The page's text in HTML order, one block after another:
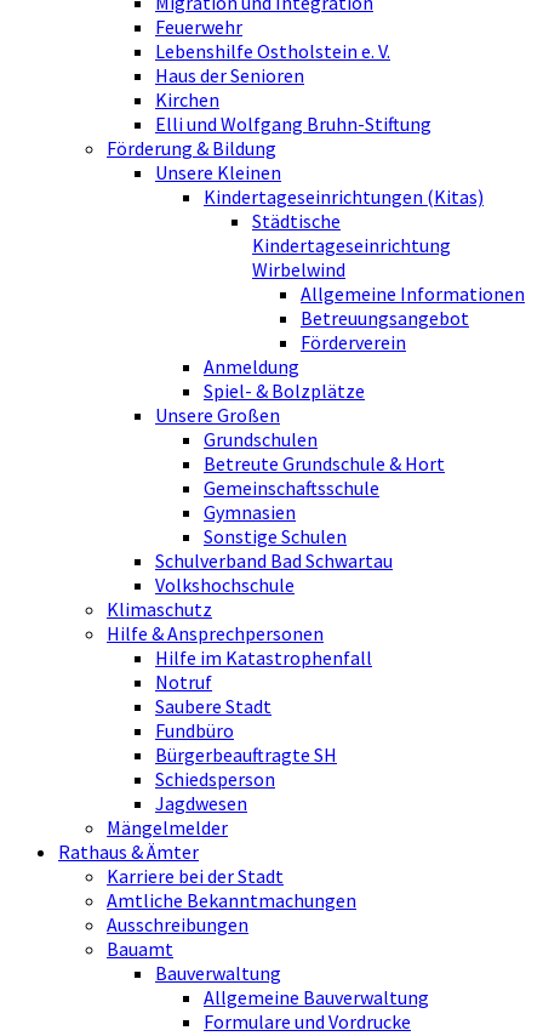
Feuerwehr
Lebenshilfe Ostholstein e. V.
Haus der Senioren
Kirchen
Elli und Wolfgang Bruhn-Stiftung
Förderung & Bildung
Unsere Kleinen
Kindertageseinrichtungen (Kitas)
Städtische
Kindertageseinrichtung
Wirbelwind
Allgemeine Informationen
Betreuungsangebot
Förderverein
Anmeldung
Spiel- & Bolzplätze
Unsere Großen
Grundschulen
Betreute Grundschule & Hort
Gemeinschaftsschule
Gymnasien
Sonstige Schulen
Schulverband Bad Schwartau
Volkshochschule
Klimaschutz
Hilfe & Ansprechpersonen
Hilfe im Katastrophenfall
Notruf
Saubere Stadt
Fundbüro
Bürgerbeauftragte SH
Schiedsperson
Jagdwesen
Mängelmelder
Rathaus & Ämter
Karriere bei der Stadt
Amtliche Bekanntmachungen
Ausschreibungen
Bauamt
Bauverwaltung
Allgemeine Bauverwaltung
Formulare und Vordrucke